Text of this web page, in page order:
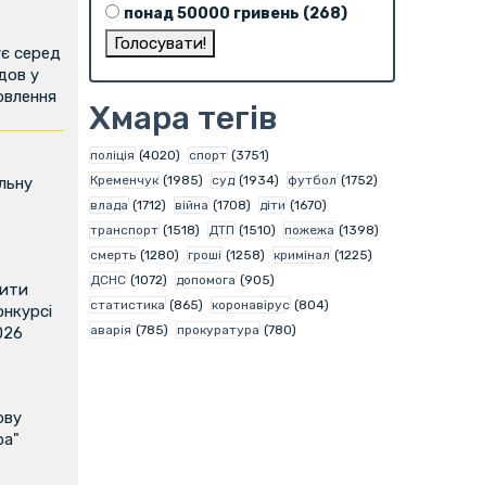
серед
у
понад 50000 гривень (268)
Хмара тегів
поліція (4020) спорт (3751)
Кременчук (1985) суд (1934) футбол (1752)
влада (1712) війна (1708) діти (1670)
транспорт (1518) ДТП (1510) пожежа (1398)
смерть (1280) гроші (1258) кримінал (1225)
ДСНС (1072) допомога (905)
статистика (865) коронавірус (804)
аварія (785) прокуратура (780)